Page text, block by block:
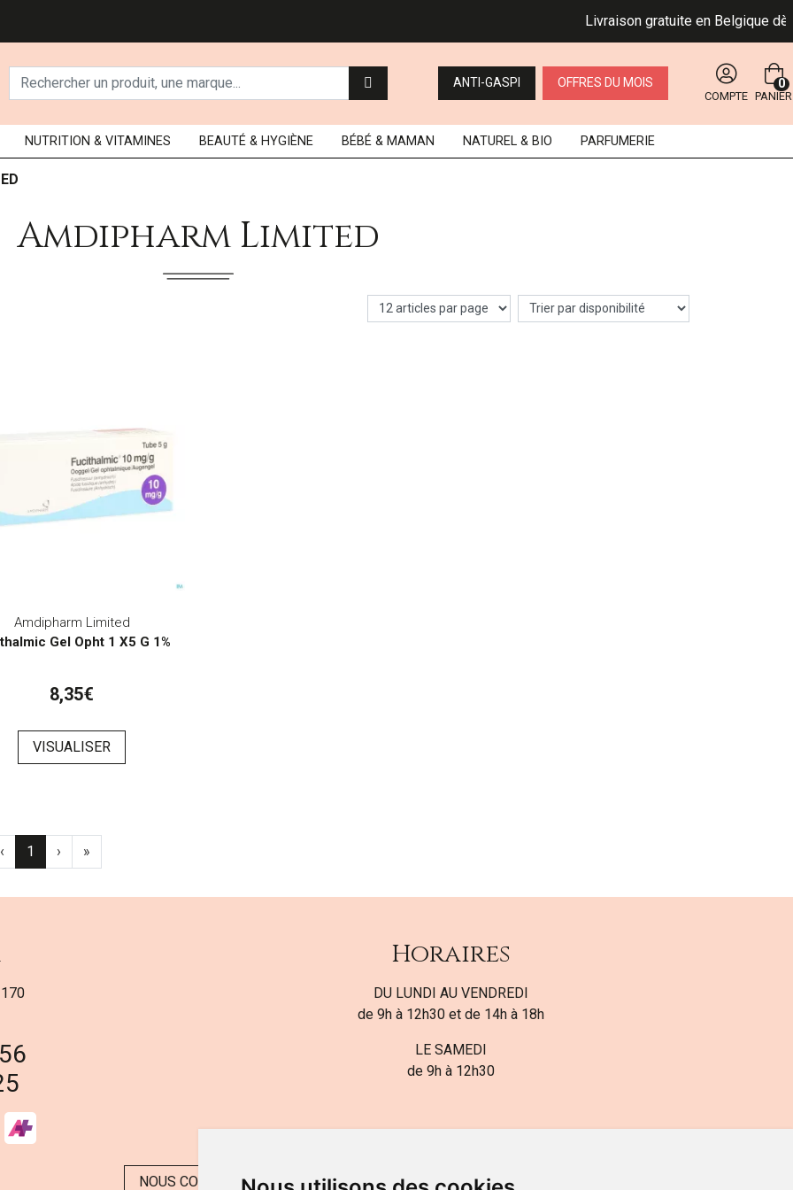
Livraison gratuite en Belgique
ANTI-GASPI OFFRES DU MOIS
COMPTE PANIER
0
NUTRITION & VITAMINES BEAUTÉ & HYGIÈNE BÉBÉ & MAMAN NATUREL & BIO PARFUMERIE
Amdipharm Limited
Amdipharm Limited
Gel Opht 1 X5 G 1%
8,35€
VISUALISER
‹ 1 › »
Horaires
DU LUNDI AU VENDREDI
de 9h à 12h30 et de 14h à 18h
LE SAMEDI
de 9h à 12h30
NOUS CONTACTER